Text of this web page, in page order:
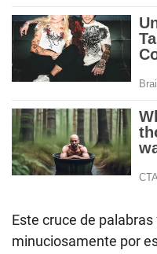
Este cruce de
minuciosamente por